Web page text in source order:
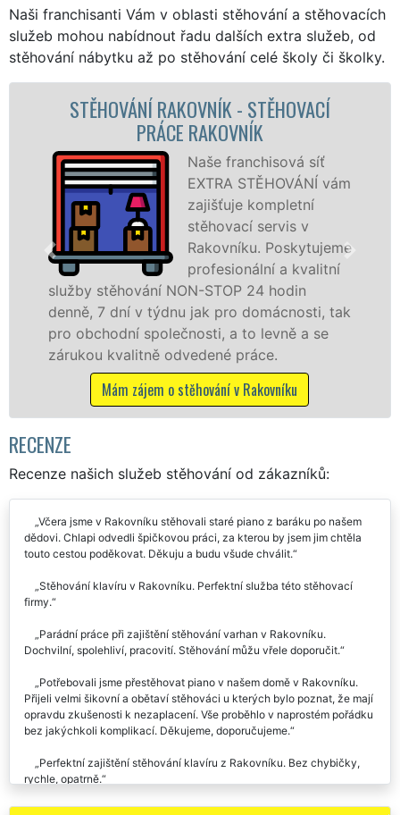
Naši franchisanti Vám v oblasti stěhování a stěhovacích
služeb mohou nabídnout řadu dalších extra služeb, od
stěhování nábytku až po stěhování celé školy či školky.
RAKOVNÍK - STĚHOVACÍ
PRÁCE RAKOVNÍK
Naše franchisová síť
EXTRA STĚHOVÁNÍ vám
zajišťuje kompletní
stěhovací servis v
Rakovníku. Poskytujeme
profesionální a kvalitní
NON-STOP 24 hodin
v týdnu jak pro domácnosti, tak
společnosti, a to levně a se
odvedené práce.
zájem o stěhování v Rakovníku
celém
franchisové
včetně
Mám
RECENZE
Recenze našich služeb stěhování od zákazníků:
Včera jsme v Rakovníku stěhovali staré piano z baráku po našem
dědovi. Chlapi odvedli špičkovou práci, za kterou by jsem jim chtěla
Stěhování klavíru v Rakovníku. Perfektní služba této stěhovací
Parádní práce při zajištění stěhování varhan v Rakovníku.
Potřebovali jsme přestěhovat piano v našem domě v Rakovníku.
Přijeli velmi šikovní a obětaví stěhováci u kterých bylo poznat, že mají
opravdu zkušenosti k nezaplacení. Vše proběhlo v naprostém pořádku
Perfektní zajištění stěhování klavíru z Rakovníku. Bez chybičky,